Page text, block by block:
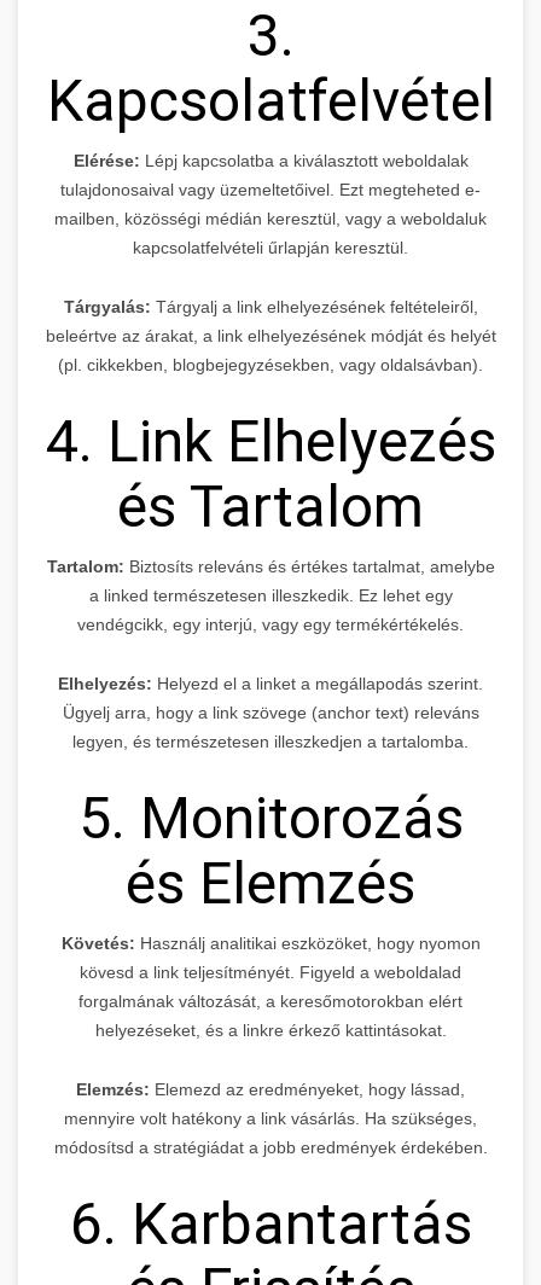
3.
Kapcsolatfelvétel
Elérése: Lépj kapcsolatba a kiválasztott weboldalak
tulajdonosaival vagy üzemeltetőivel. Ezt megteheted e-
mailben, közösségi médián keresztül, vagy a weboldaluk
kapcsolatfelvételi űrlapján keresztül.
Tárgyalás: Tárgyalj a link elhelyezésének feltételeiről,
beleértve az árakat, a link elhelyezésének módját és helyét
(pl. cikkekben, blogbejegyzésekben, vagy oldalsávban).
4. Link Elhelyezés
és Tartalom
Tartalom: Biztosíts releváns és értékes tartalmat, amelybe
a linked természetesen illeszkedik. Ez lehet egy
vendégcikk, egy interjú, vagy egy termékértékelés.
Elhelyezés: Helyezd el a linket a megállapodás szerint.
Ügyelj arra, hogy a link szövege (anchor text) releváns
legyen, és természetesen illeszkedjen a tartalomba.
5. Monitorozás
és Elemzés
Követés: Használj analitikai eszközöket, hogy nyomon
kövesd a link teljesítményét. Figyeld a weboldalad
forgalmának változását, a keresőmotorokban elért
helyezéseket, és a linkre érkező kattintásokat.
Elemzés: Elemezd az eredményeket, hogy lássad,
mennyire volt hatékony a link vásárlás. Ha szükséges,
módosítsd a stratégiádat a jobb eredmények érdekében.
6. Karbantartás